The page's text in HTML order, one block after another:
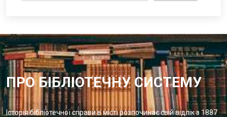
ПРО БІБЛІОТЕЧНУ СИСТЕМУ
Історія бібліотечної справи в місті розпочинає свій відлік з 1887